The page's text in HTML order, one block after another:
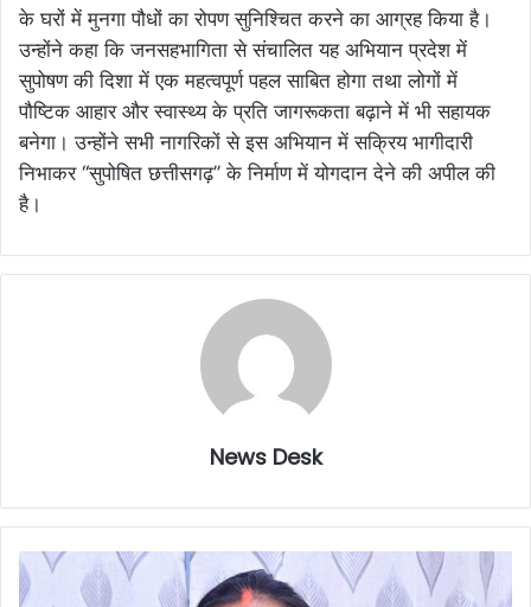
के घरों में मुनगा पौधों का रोपण सुनिश्चित करने का आग्रह किया है।
उन्होंने कहा कि जनसहभागिता से संचालित यह अभियान प्रदेश में
सुपोषण की दिशा में एक महत्वपूर्ण पहल साबित होगा तथा लोगों में
पौष्टिक आहार और स्वास्थ्य के प्रति जागरूकता बढ़ाने में भी सहायक
बनेगा। उन्होंने सभी नागरिकों से इस अभियान में सक्रिय भागीदारी
निभाकर ‘‘सुपोषित छत्तीसगढ़’’ के निर्माण में योगदान देने की अपील की
है।
News Desk